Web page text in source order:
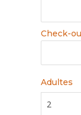
Check-
Adultes